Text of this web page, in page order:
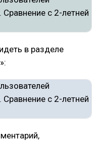
в разделе
»: